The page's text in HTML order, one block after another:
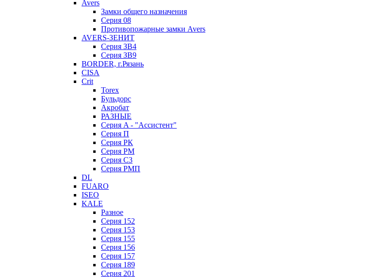
Avers
Замки общего назначения
Серия 08
Противопожарные замки Avers
AVERS-ЗЕНИТ
Серия ЗВ4
Серия ЗВ9
BORDER, г.Рязань
CISA
Crit
Torex
Бульдорс
Акробат
РАЗНЫЕ
Серия A - "Ассистент"
Серия П
Серия РК
Серия РМ
Серия С3
Серия РМП
DL
FUARO
ISEO
KALE
Разное
Серия 152
Серия 153
Серия 155
Серия 156
Серия 157
Серия 189
Серия 201